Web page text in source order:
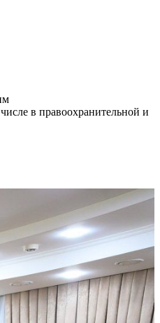
в правоохранительной и